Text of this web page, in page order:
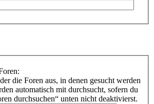
die Foren aus, in denen gesucht werden
automatisch mit durchsucht, sofern du
durchsuchen“ unten nicht deaktivierst.